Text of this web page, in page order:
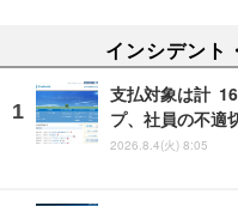
インシデント
支払対象は計
プ、社員の不適
2026.8.4(火) 8:05